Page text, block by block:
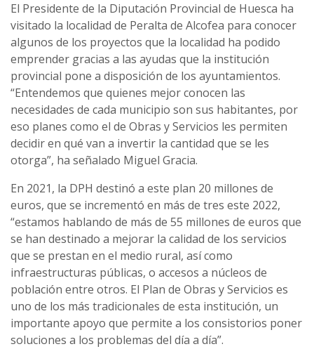
El Presidente de la Diputación Provincial de Huesca ha
visitado la localidad de Peralta de Alcofea para conocer
algunos de los proyectos que la localidad ha podido
emprender gracias a las ayudas que la institución
provincial pone a disposición de los ayuntamientos.
“Entendemos que quienes mejor conocen las
necesidades de cada municipio son sus habitantes, por
eso planes como el de Obras y Servicios les permiten
decidir en qué van a invertir la cantidad que se les
otorga”, ha señalado Miguel Gracia.
En 2021, la DPH destinó a este plan 20 millones de
euros, que se incrementó en más de tres este 2022,
“estamos hablando de más de 55 millones de euros que
se han destinado a mejorar la calidad de los servicios
que se prestan en el medio rural, así como
infraestructuras públicas, o accesos a núcleos de
población entre otros. El Plan de Obras y Servicios es
uno de los más tradicionales de esta institución, un
importante apoyo que permite a los consistorios poner
soluciones a los problemas del día a día”.